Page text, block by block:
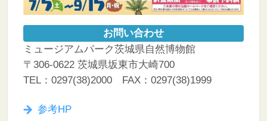
お問い合わせ
ミュージアムパーク茨城県自然博物館
〒306-0622 茨城県坂東市大崎700
TEL：0297(38)2000 FAX：0297(38)1999
参考HP